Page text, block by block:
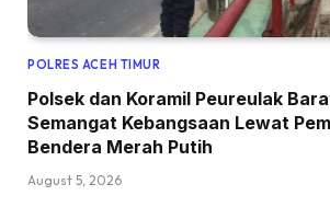
POLRES ACEH TIMUR
Polsek dan Koramil Peureulak
Semangat Kebangsaan Lewat
Bendera Merah Putih
August 5, 2026